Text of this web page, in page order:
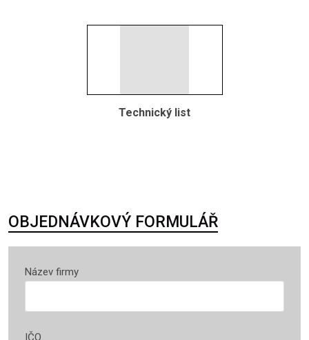
Technický list
OBJEDNÁVKOVÝ FORMULÁŘ
Název firmy
IČO